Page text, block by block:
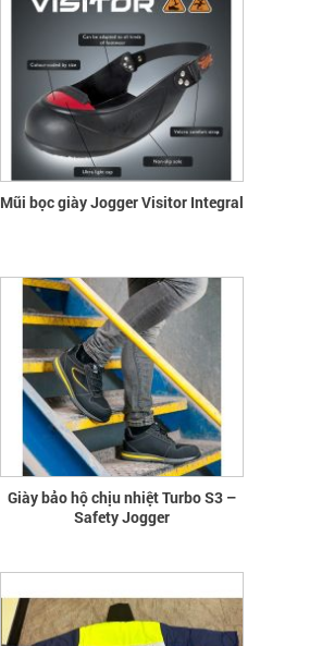
Mũi bọc giày Jogger Visitor Integral
Giày bảo hộ chịu nhiệt Turbo S3 –
Safety Jogger